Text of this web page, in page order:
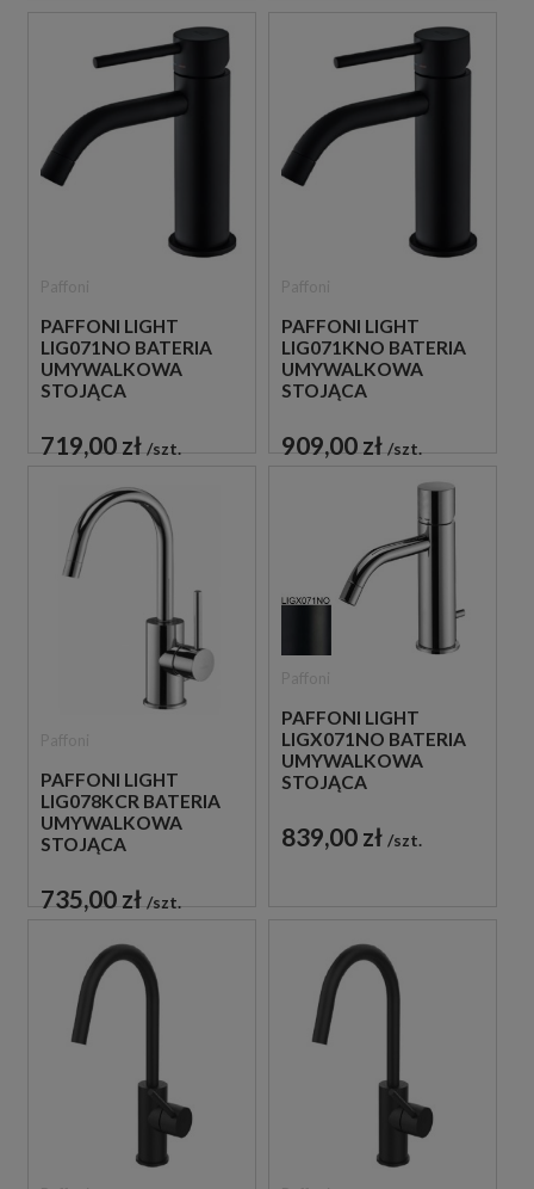
PAFFONI LIGHT
LIG071NO BATERIA
UMYWALKOWA
STOJĄCA
CZARNA
719,00 zł szt.
PAFFONI LIGHT
LIG071KNO BATERIA
UMYWALKOWA
STOJĄCA
CZARNA
909,00 zł szt.
PAFFONI LIGHT
LIG078KCR BATERIA
UMYWALKOWA
STOJĄCA
CHROM
735,00 zł szt.
PAFFONI LIGHT
LIGX071NO BATERIA
UMYWALKOWA
STOJĄCA
CZARNA
839,00 zł szt.